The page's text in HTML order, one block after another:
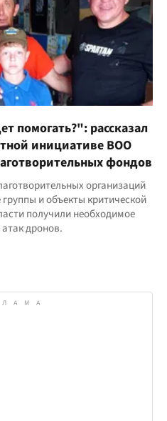
помогать?": рассказал
инициативе ВОО
фондов
организаций
и объекты критической
получили необходимое
дронов.